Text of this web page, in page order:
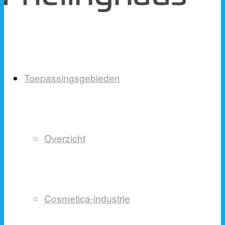
Toepassingsgebieden
Overzicht
Cosmetica-industrie